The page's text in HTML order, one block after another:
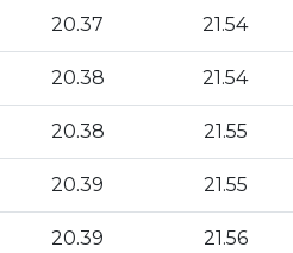
20.37 21.54
20.38 21.54
20.38 21.55
20.39 21.55
20.39 21.56